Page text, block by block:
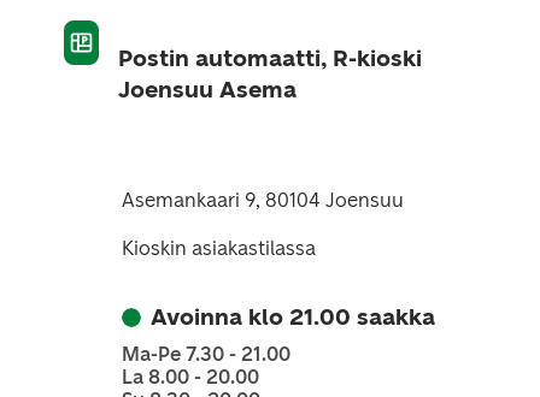
Postin automaatti, R-kioski
Joensuu Asema
Asemankaari 9, 80104 Joensuu
Kioskin asiakastilassa
Avoinna klo 21.00 saakka
Ma-Pe 7.30 - 21.00
La 8.00 - 20.00